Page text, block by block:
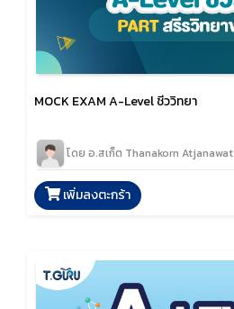
MOCK EXAM A-Level ชีววิทยา
โดย อ.สเก็ต Thanakorn Atjanawat
เพิ่มลงตะกร้า